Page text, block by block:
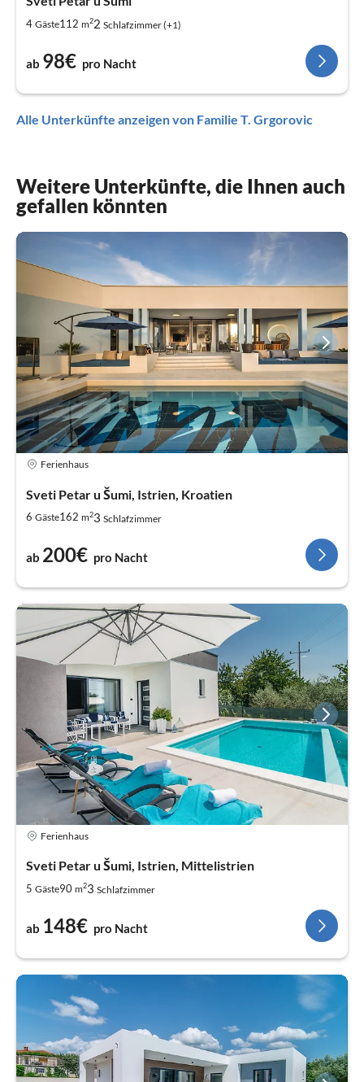
4 Gäste112 m22 Schlafzimmer (+1)
ab 98€ pro Nacht
Alle Unterkünfte anzeigen von Familie T. Grgorovic
Weitere Unterkünfte, die Ihnen auch
gefallen könnten
Ferienhaus
Sveti Petar u Šumi, Istrien, Kroatien
6 Gäste162 m23 Schlafzimmer
ab 200€ pro Nacht
Ferienhaus
Sveti Petar u Šumi, Istrien, Mittelistrien
5 Gäste90 m23 Schlafzimmer
ab 148€ pro Nacht